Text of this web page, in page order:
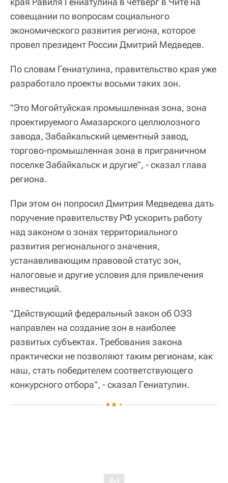
совещании по вопросам социального
экономического развития региона, которое
провел президент России Дмитрий Медведев.
По словам Гениатулина, правительство края уже
разработало проекты восьми таких зон.
"Это Могойтуйская промышленная зона, зона
проектируемого Амазарского целлюлозного
завода, Забайкальский цементный завод,
торгово-промышленная зона в приграничном
поселке Забайкальск и другие", - сказал глава
региона.
При этом он попросил Дмитрия Медведева дать
поручение правительству РФ ускорить работу
над законом о зонах территориального
развития регионального значения,
устанавливающим правовой статус зон,
налоговые и другие условия для привлечения
инвестиций.
"Действующий федеральный закон об ОЭЗ
направлен на создание зон в наиболее
развитых субъектах. Требования закона
практически не позволяют таким регионам, как
наш, стать победителем соответствующего
конкурсного отбора", - сказал Гениатулин.